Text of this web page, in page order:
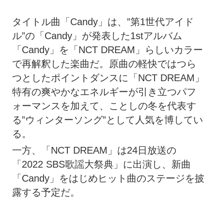
タイトル曲「Candy」は、”第1世代アイド
ル”の「Candy」が発表した1stアルバム
「Candy」を「NCT DREAM」らしいカラー
で再解釈した楽曲だ。原曲の軽快ではつら
つとしたポイントダンスに「NCT DREAM」
特有の爽やかなエネルギーが引き立つパフ
ォーマンスを加えて、ことしの冬を代表す
る”ウィンターソング”として人気を博してい
る。
一方、「NCT DREAM」は24日放送の
「2022 SBS歌謡大祭典」に出演し、新曲
「Candy」をはじめヒット曲のステージを披
露する予定だ。